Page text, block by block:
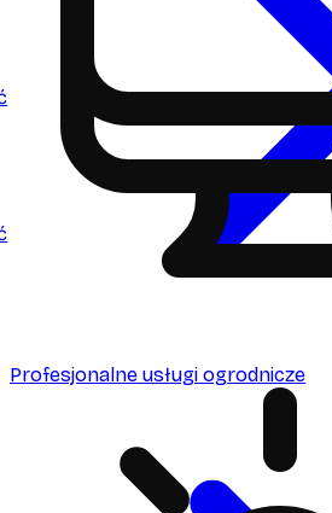
Profesjonalne usługi ogrodnicze